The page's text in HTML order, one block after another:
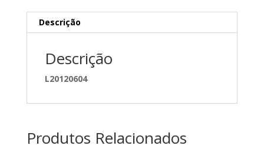
Descrição
Descrição
L20120604
Produtos Relacionados